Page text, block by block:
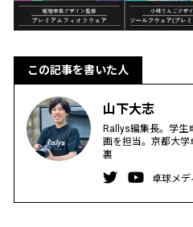
この記事を書いた人
山下大志
Rallys編集長。学生
画を担当。京都大学
裏
卓球メ